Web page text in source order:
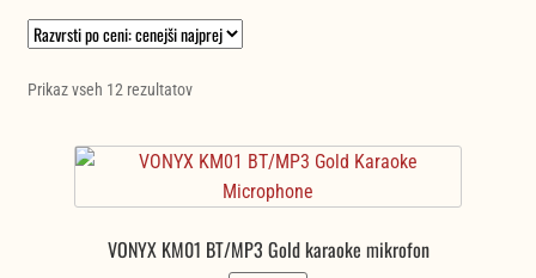
Prikaz vseh 12 rezultatovRazvrščeno
od
najnižje
najvišje
VONYX KM01 BT/MP3 Gold karaoke mikrofon